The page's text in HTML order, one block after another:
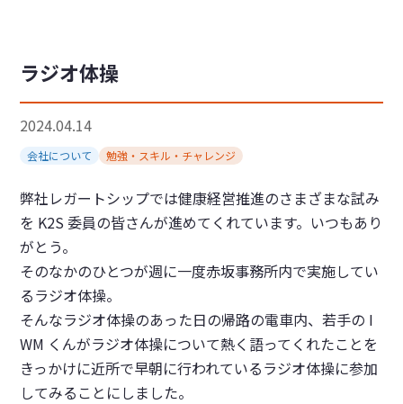
ラジオ体操
2024.04.14
会社について 勉強・スキル・チャレンジ
弊社レガートシップでは健康経営推進のさまざまな試み
を K2S 委員の皆さんが進めてくれています。いつもあり
がとう。
そのなかのひとつが週に一度赤坂事務所内で実施してい
るラジオ体操。
そんなラジオ体操のあった日の帰路の電車内、若手の I
WM くんがラジオ体操について熱く語ってくれたことを
きっかけに近所で早朝に行われているラジオ体操に参加
してみることにしました。